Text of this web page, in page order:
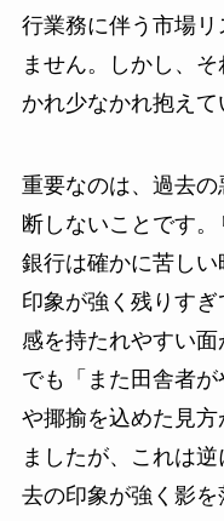
行業務に伴う市場
ません。しかし、
かれ少なかれ抱えて
重要なのは、過去
断しないことです
銀行は確かに苦し
印象が強く残りす
感を持たれやすい
でも「また田舎者
や揶揄を込めた見
ましたが、これは
去の印象が強く影